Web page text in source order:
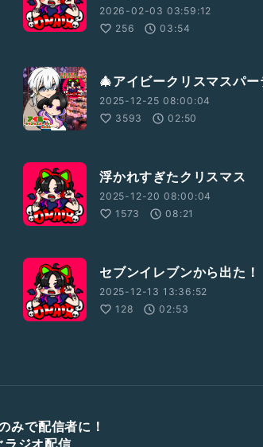
2026-02-03 03:59:12
256
03:54
🎄アイビークリスマスパ
2025-12-25 08:00:04
3593
02:50
浮かれすぎたクリスマス
2025-12-20 08:00:04
1573
08:21
セブンイレブンから出た！
2025-12-13 13:36:52
128
02:53
みで配信者に！
ラジオ配信